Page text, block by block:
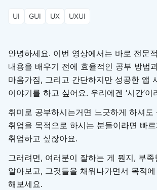
UI GUI UX UXUI
안녕하세요. 이번 영상에서는 바로 전문
내용을 배우기 전에 효율적인 공부 방법
마음가짐, 그리고 간단하지만 성공한 앱
이야기를 하고 싶어요. 우리에겐 ‘시간’
취미로 공부하시는거면 느긋하게 하셔도
취업을 목적으로 하시는 분들이라면 빠
취업하고 싶잖아요.
그러려면, 여러분이 잘하는 게 뭔지, 부족
알아보고, 그것들을 채워나가면서 목적
해보세요.